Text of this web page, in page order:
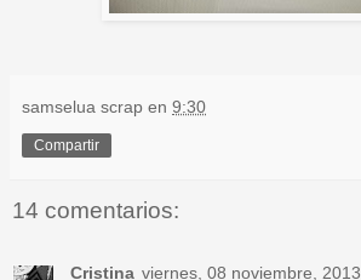
samselua scrap en 9:30
Compartir
14 comentarios:
Cristina viernes, 08 noviembre, 2013